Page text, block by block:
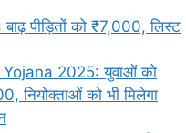
पीड़ितों को ₹7,000, लिस्ट
2025: युवाओं को
नियोक्ताओं को भी मिलेगा